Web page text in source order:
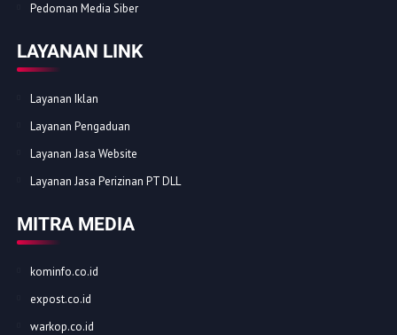
Pedoman Media Siber
LAYANAN LINK
Layanan Iklan
Layanan Pengaduan
Layanan Jasa Website
Layanan Jasa Perizinan PT DLL
MITRA MEDIA
kominfo.co.id
expost.co.id
warkop.co.id